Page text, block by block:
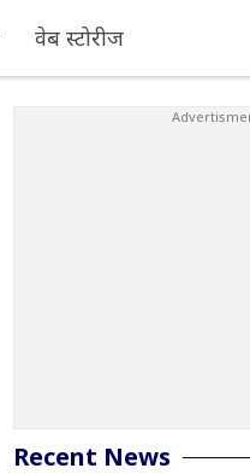
वेब स्टोरीज
Recent News